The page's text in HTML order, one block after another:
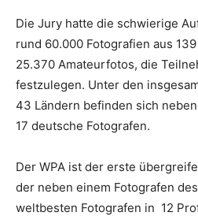
Die Jury hatte die schwierige
rund 60.000 Fotografien aus
25.370 Amateurfotos, die
festzulegen. Unter den
43 Ländern befinden sich
17 deutsche Fotografen.
Der WPA ist der erste
der neben einem Fotografen
weltbesten Fotografen in 12